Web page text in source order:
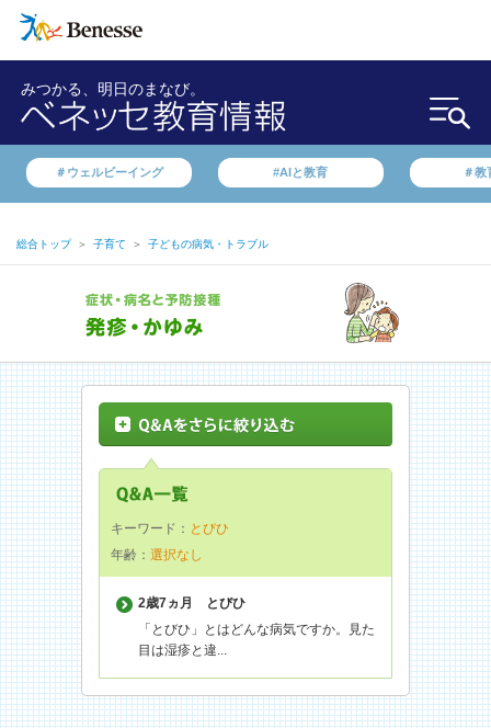
みつかる、明日のまなび。
＃ウェルビーイング #AIと教育 ＃教
総合トップ ＞ 子育て ＞ 子どもの病気・トラブル
キーワード： とびひ
年齢： 選択なし
2歳7ヵ月
とびひ
「とびひ」とはどんな病気ですか。見た
目は湿疹と違...